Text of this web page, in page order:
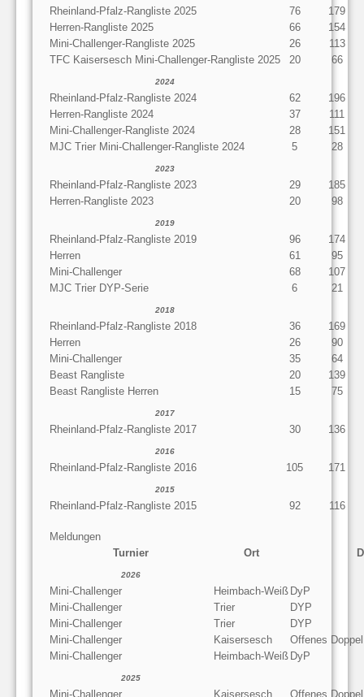
Rheinland-Pfalz-Rangliste 2025 76
179
Herren-Rangliste 2025
66
154
Mini-Challenger-Rangliste 2025
26
113
TFC Kaisersesch Mini-Challenger-Rangliste 2025
20 66
2024
Rheinland-Pfalz-Rangliste 2024 62
196
Herren-Rangliste 2024
37
111
Mini-Challenger-Rangliste 2024
28
151
MJC Trier Mini-Challenger-Rangliste 2024
5 28
2023
Rheinland-Pfalz-Rangliste 2023 29
185
Herren-Rangliste 2023
20 98
2019
Rheinland-Pfalz-Rangliste 2019 96
174
Herren
61
95
Mini-Challenger
68
107
MJC Trier DYP-Serie
6 21
2018
Rheinland-Pfalz-Rangliste 2018 36
169
Herren
26
90
Mini-Challenger
35
64
Beast Rangliste
20
139
Beast Rangliste Herren
15 75
2017
Rheinland-Pfalz-Rangliste 2017 30 136
2016
Rheinland-Pfalz-Rangliste 2016 105 171
2015
Rheinland-Pfalz-Rangliste 2015 92 116
Meldungen
Turnier
Ort
2026
Mini-Challenger Heimbach-Weiß DyP
Mini-Challenger
Trier
DYP
Mini-Challenger
Trier
DYP
Mini-Challenger
Kaisersesch
Offenes Doppel
Mini-Challenger
Heimbach-Weiß DyP
2025
Mini-Challenger Kaisersesch Offenes Doppel